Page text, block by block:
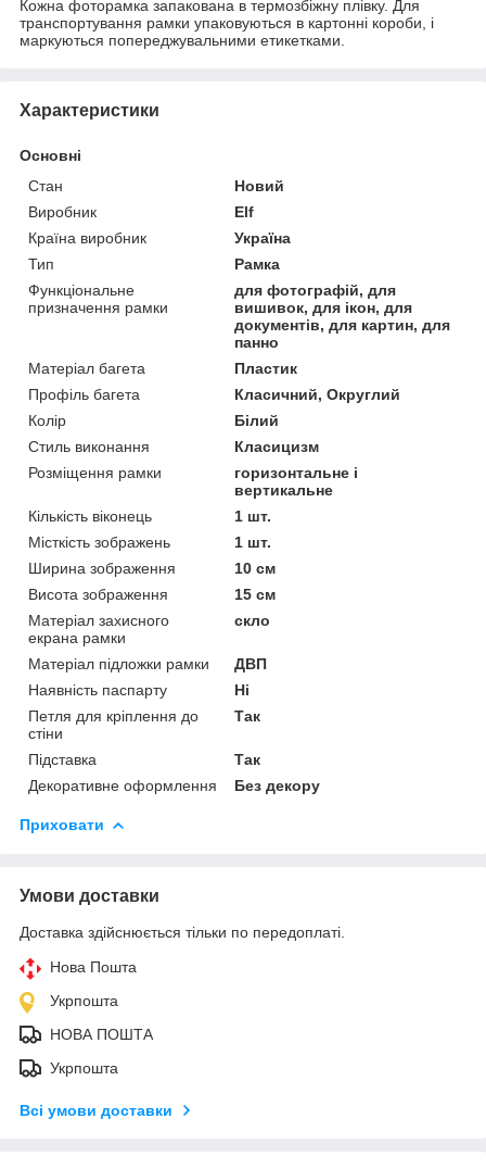
Кожна фоторамка запакована в термозбіжну плівку. Для
транспортування рамки упаковуються в картонні короби, і
маркуються попереджувальними етикетками.
Характеристики
Основні
Стан
Новий
Виробник
Elf
Країна виробник
Україна
Тип
Рамка
Функціональне
призначення рамки
для фотографій, для
вишивок, для ікон, для
документів, для картин, для
панно
Матеріал багета
Пластик
Профіль багета
Класичний, Округлий
Колір
Білий
Стиль виконання
Класицизм
Розміщення рамки
горизонтальне і
вертикальне
Кількість віконець
1 шт.
Місткість зображень
1 шт.
Ширина зображення
10 см
Висота зображення
15 см
Матеріал захисного
екрана рамки
скло
Матеріал підложки рамки
ДВП
Наявність паспарту
Ні
Петля для кріплення до
стіни
Так
Підставка
Так
Декоративне оформлення
Без декору
Приховати
Умови доставки
Доставка здійснюється тільки по передоплаті.
Нова Пошта
Укрпошта
НОВА ПОШТА
Укрпошта
Всі умови доставки